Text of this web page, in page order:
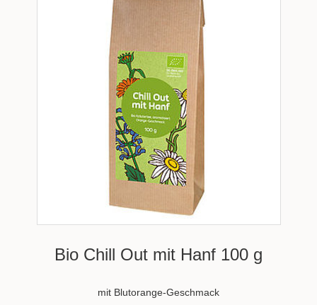
Bio Chill Out mit Hanf 100 g
mit Blutorange-Geschmack